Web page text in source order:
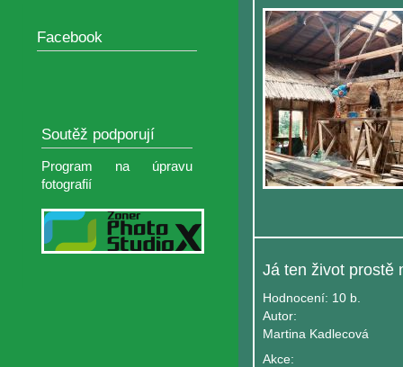
Facebook
Soutěž podporují
Program na úpravu
fotografií
Hodnocení: 10 b.
Autor:
Martina Kadlecová
Akce: